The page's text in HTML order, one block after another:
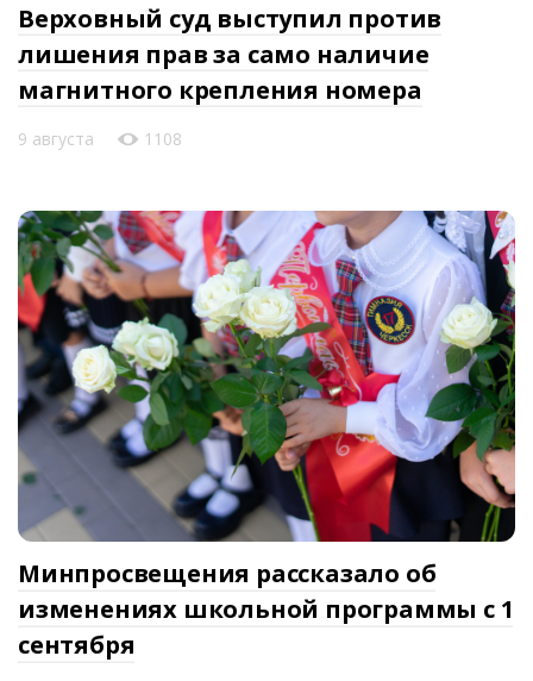
Верховный суд выступил против
лишения прав за само наличие
магнитного крепления номера
9 августа 1108
Минпросвещения рассказало об
изменениях школьной программы с 1
сентября